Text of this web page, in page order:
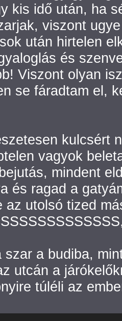
kis idő után, ha
viszont
után hirtelen
és
Viszont olyan
se fáradtam el,
kulcsért
vagyok
mindent
és ragad a
az utolsó tized
szar a budiba,
utcán a
túléli az